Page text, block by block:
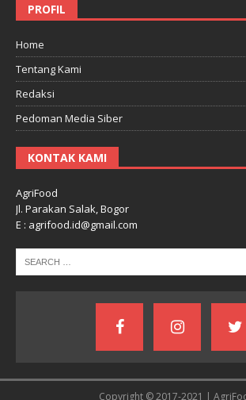
PROFIL
Home
Tentang Kami
Redaksi
Pedoman Media Siber
KONTAK KAMI
AgriFood
Jl. Parakan Salak, Bogor
E : agrifood.id@gmail.com
Copyright © 2017-2021 |